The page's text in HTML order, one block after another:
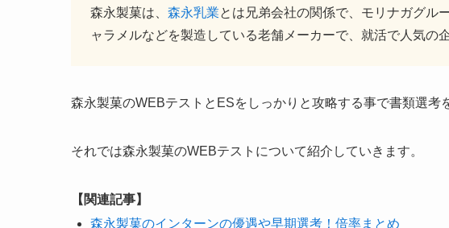
森永製菓は、 森永乳業とは兄弟会社の関係で、モリナガグル
ャラメルなどを製造している老舗メーカーで、就活で人気の
森永製菓のWEBテストとESをしっかりと攻略する事で書類選考
それでは森永製菓のWEBテストについて紹介していきます。
【関連記事】
森永製菓のインターンの優遇や早期選考！倍率まとめ